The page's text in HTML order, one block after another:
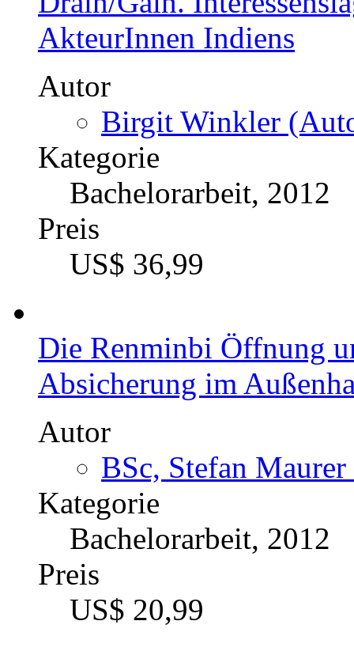
AkteurInnen Indiens
Autor
Birgit Winkler
Kategorie
Bachelorarbeit, 2012
Preis
US$ 36,99
Die Renminbi Öffnung
Absicherung im
Autor
BSc, Stefan
Kategorie
Bachelorarbeit, 2012
Preis
US$ 20,99